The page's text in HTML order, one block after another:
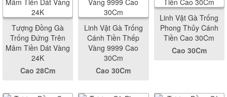
Tượng Đồng Gà
Trống Đứng Trên
Mâm Tiền Dát Vàng
24K
Cao 28Cm
Linh Vật Gà Trống
Cánh Tiền Thếp
Vàng 9999 Cao
30Cm
Cao 30Cm
Linh Vật Gà Trống
Phong Thủy Cánh
Tiền Cao 30Cm
Cao 30Cm